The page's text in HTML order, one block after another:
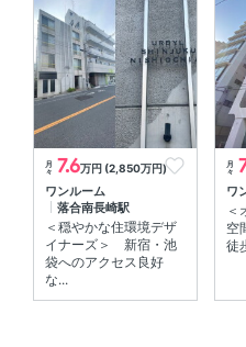
月
々 7.6万円 (2,850万円)
ワンルーム
落合南長崎駅
＜穏やかな住環境デザ
イナーズ＞ 新宿・池
袋へのアクセス良好
な...
月
々
ワ
＜
空
徒